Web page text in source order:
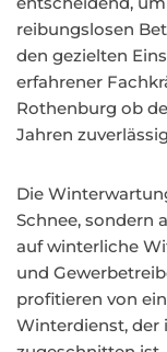
reibungslosen
den gezielten
erfahrener
Rothenburg ob
Jahren
Die
Schnee, sondern
auf winterliche
und
profitieren von
Winterdienst, der